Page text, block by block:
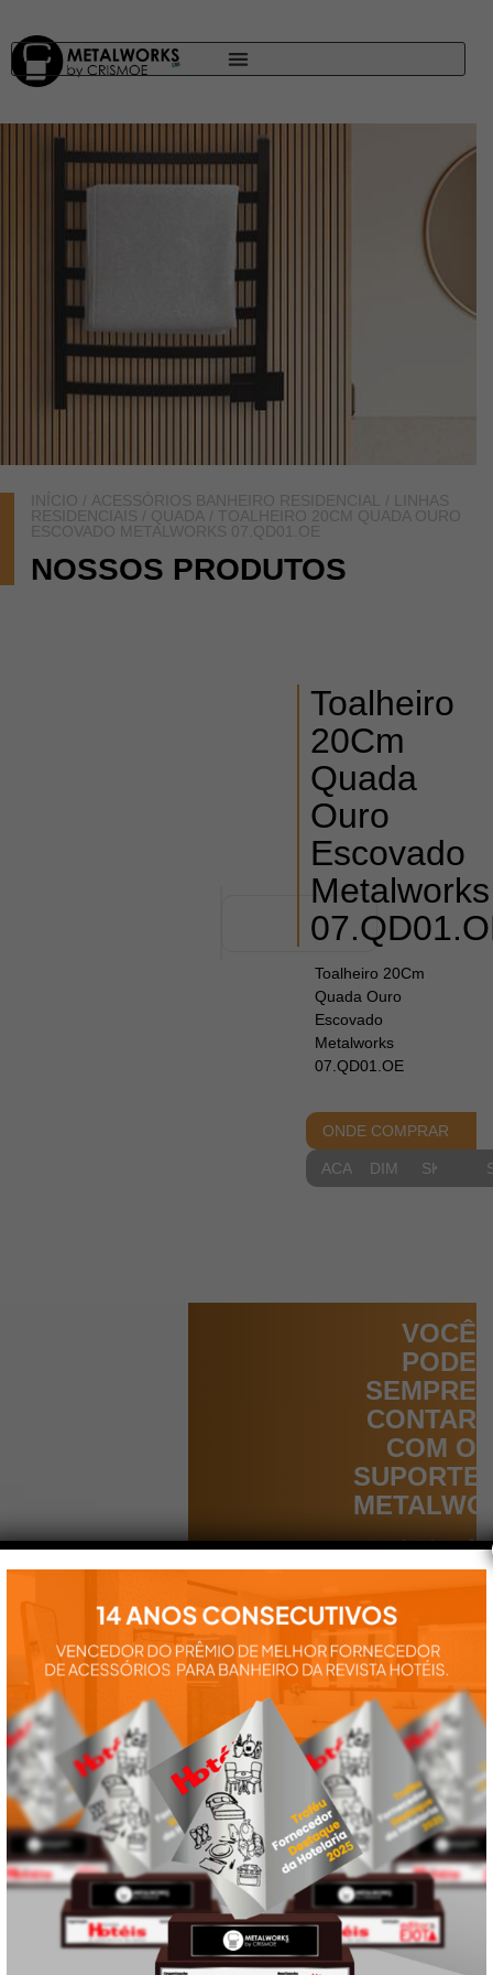
INÍCIO / ACESSÓRIOS BANHEIRO RESIDENCIAL /
LINHAS
RESIDENCIAIS / QUADA / TOALHEIRO 20CM QUADA OURO
ESCOVADO METALWORKS 07.QD01.OE
NOSSOS PRODUTOS
Toalheiro
20Cm
Quada
Ouro
Escovado
Metalworks
Toalheiro 20Cm
Quada Ouro
Escovado
Metalworks
07.QD01.OE
ONDE COMPRAR
ACABAMENTOS
DIMENSIONAIS
VOCÊ
PODE
SEMPRE
CONTAR
COM O
SUPORTE
Aqui você
encontra tudo
instalação e
utilização de
nossos
produtos:
manuais,
vídeos,
catálogos e
tudo mais que
precisa.
VEJA
TAMBÉM